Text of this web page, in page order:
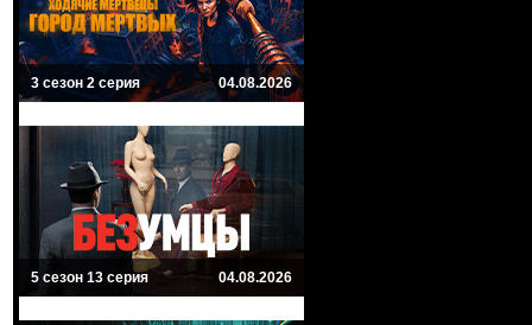
3 сезон 2 серия 04.08.2026
5 сезон 13 серия 04.08.2026